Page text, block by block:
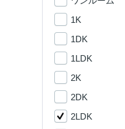
1K
1DK
1LDK
2K
2DK
2LDK